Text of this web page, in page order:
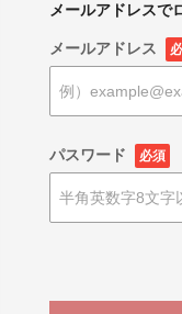
メールアドレスで
メールアドレス
パスワード 必須